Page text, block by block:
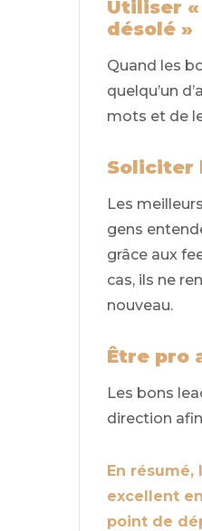
Utiliser
désolé »
Quand les
quelqu’un
mots et de
Soliciter
Les
gens
grâce aux
cas, ils ne
nouveau.
Être pro
Les bons
direction
En résumé,
excellent
point de